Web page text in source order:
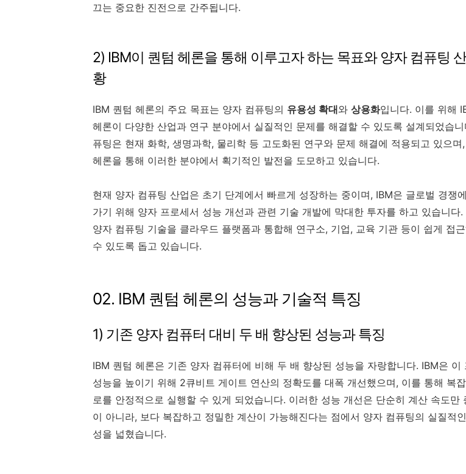
끄는 중요한 진전으로 간주됩니다.
2) IBM이 퀀텀 헤론을 통해 이루고자 하는 목표와 양자 컴퓨팅
황
IBM 퀀텀 헤론의 주요 목표는 양자 컴퓨팅의 유용성 확대와 상용화입니다. 이를 위해
헤론이 다양한 산업과 연구 분야에서 실질적인 문제를 해결할 수 있도록 설계되었습
퓨팅은 현재 화학, 생명과학, 물리학 등 고도화된 연구와 문제 해결에 적용되고 있으며
헤론을 통해 이러한 분야에서 획기적인 발전을 도모하고 있습니다.
현재 양자 컴퓨팅 산업은 초기 단계에서 빠르게 성장하는 중이며, IBM은 글로벌 경쟁
가기 위해 양자 프로세서 성능 개선과 관련 기술 개발에 막대한 투자를 하고 있습니다.
양자 컴퓨팅 기술을 클라우드 플랫폼과 통합해 연구소, 기업, 교육 기관 등이 쉽게 접
수 있도록 돕고 있습니다.
02. IBM 퀀텀 헤론의 성능과 기술적 특징
1) 기존 양자 컴퓨터 대비 두 배 향상된 성능과 특징
IBM 퀀텀 헤론은 기존 양자 컴퓨터에 비해 두 배 향상된 성능을 자랑합니다. IBM은 이
성능을 높이기 위해 2큐비트 게이트 연산의 정확도를 대폭 개선했으며, 이를 통해 복
로를 안정적으로 실행할 수 있게 되었습니다. 이러한 성능 개선은 단순히 계산 속도만
이 아니라, 보다 복잡하고 정밀한 계산이 가능해진다는 점에서 양자 컴퓨팅의 실질적
성을 넓혔습니다.